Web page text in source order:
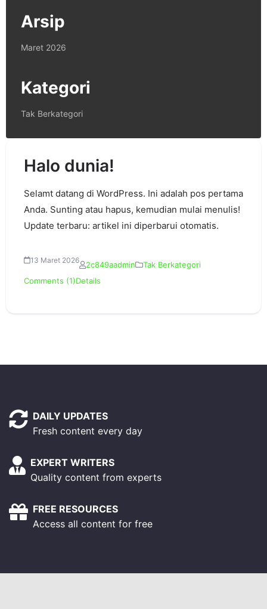
Arsip
Maret 2026
Kategori
Tak Berkategori
Halo dunia!
Selamt datang di WordPress. Ini adalah pos pertama
Anda. Sunting atau hapus, kemudian mulai menulis!
Update terbaru: artikel ini diperbarui otomatis.
13 Maret 2026 2c849aadmin
Tak Berkategori
Comments (1)Details
DAILY UPDATES
Fresh content every day
EXPERT WRITERS
Quality content from experts
FREE RESOURCES
Access all content for free